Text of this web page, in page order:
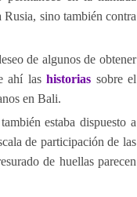
sino también contra
de algunos de obtener
ahí las historias sobre el
en Bali.
estaba dispuesto a
de participación de las
de huellas parecen